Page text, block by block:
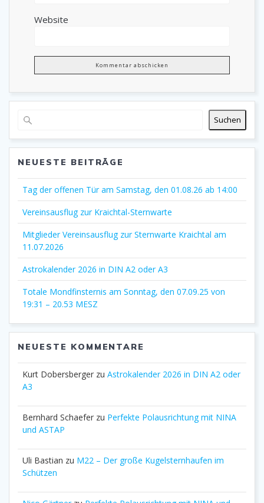
Website
Suchen
NEUESTE BEITRÄGE
Tag der offenen Tür am Samstag, den 01.08.26 ab 14:00
Vereinsausflug zur Kraichtal-Sternwarte
Mitglieder Vereinsausflug zur Sternwarte Kraichtal am
11.07.2026
Astrokalender 2026 in DIN A2 oder A3
Totale Mondfinsternis am Sonntag, den 07.09.25 von
19:31 – 20.53 MESZ
NEUESTE KOMMENTARE
Kurt Dobersberger zu Astrokalender 2026 in DIN A2 oder
A3
Bernhard Schaefer zu Perfekte Polausrichtung mit NINA
und ASTAP
Uli Bastian zu M22 – Der große Kugelsternhaufen im
Schützen